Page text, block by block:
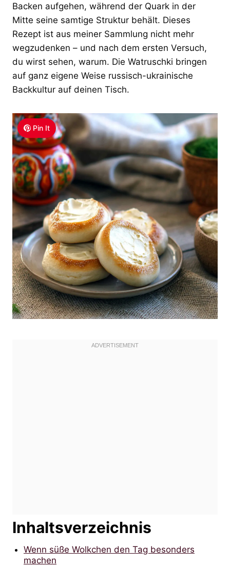
Backen aufgehen, während der Quark in der
Mitte seine samtige Struktur behält. Dieses
Rezept ist aus meiner Sammlung nicht mehr
wegzudenken – und nach dem ersten Versuch,
du wirst sehen, warum. Die Watruschki bringen
auf ganz eigene Weise russisch-ukrainische
Backkultur auf deinen Tisch.
Pin It
Inhaltsverzeichnis
Wenn süße Wolkchen den Tag besonders
machen